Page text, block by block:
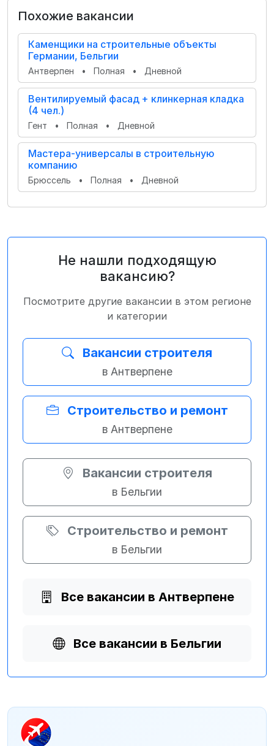
Похожие вакансии
Каменщики на строительные объекты
Германии, Бельгии
Антверпен • Полная • Дневной
Вентилируемый фасад + клинкерная кладка
(4 чел.)
Гент • Полная • Дневной
Мастера-универсалы в строительную
компанию
Брюссель • Полная • Дневной
Не нашли подходящую
вакансию?
Посмотрите другие вакансии в этом регионе
и категории
Вакансии строителя
в Антверпене
Строительство и ремонт
в Антверпене
Вакансии строителя
в Бельгии
Строительство и ремонт
в Бельгии
Все вакансии в Антверпене
Все вакансии в Бельгии